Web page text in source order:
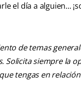
el día a alguien...
de temas
siempre la
tengas en